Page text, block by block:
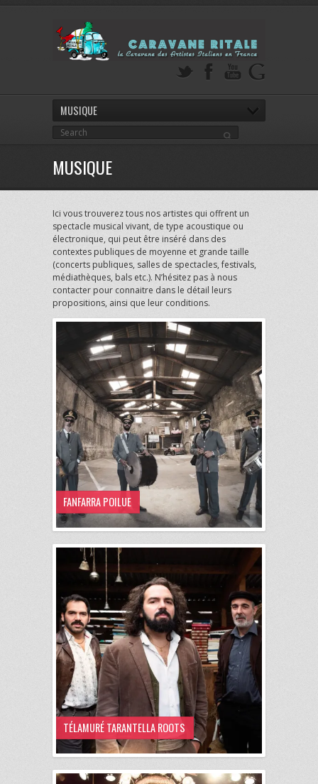
MUSIQUE
MUSIQUE
Ici vous trouverez tous nos artistes qui offrent un
spectacle musical vivant, de type acoustique ou
électronique, qui peut être inséré dans des
contextes publiques de moyenne et grande taille
(concerts publiques, salles de spectacles, festivals,
médiathèques, bals etc.). N’hésitez pas à nous
contacter pour connaitre dans le détail leurs
propositions, ainsi que leur conditions.
FANFARRA POILUE
TÉLAMURÉ TARANTELLA ROOTS